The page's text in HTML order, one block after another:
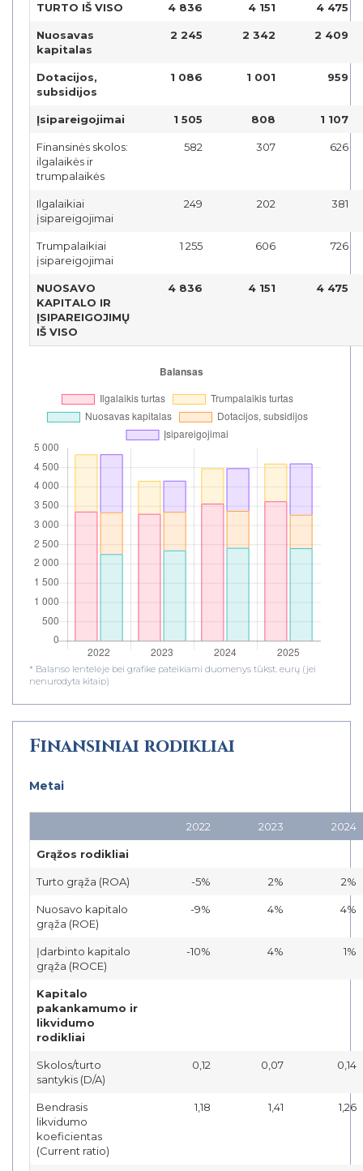
TURTO IŠ VISO 4 836 4 151 4 475
Nuosavas
kapitalas
2 245 2 342 2 409
Dotacijos,
subsidijos
1 086 1 001 959
Įsipareigojimai 1 505 808 1 107
Finansinės skolos:
ilgalaikės ir
trumpalaikės
582 307 626
Ilgalaikiai
įsipareigojimai
249 202 381
Trumpalaikiai
įsipareigojimai
1 255 606 726
NUOSAVO
KAPITALO IR
ĮSIPAREIGOJIMŲ
IŠ VISO
4 836 4 151 4 475
* Balanso lentelėje bei grafike pateikiami duomenys tūkst. eurų (jei
nenurodyta kitaip)
Finansiniai rodikliai
Metai
2022 2023 2024
Grąžos rodikliai
Turto grąža (ROA) -5% 2% 2%
Nuosavo kapitalo
grąža (ROE)
-9% 4% 4%
Įdarbinto kapitalo
grąža (ROCE)
-10% 4% 1%
Kapitalo
pakankamumo ir
likvidumo
rodikliai
Skolos/turto
santykis (D/A)
0,12 0,07 0,14
Bendrasis
likvidumo
koeficientas
(Current ratio)
1,18 1,41 1,26